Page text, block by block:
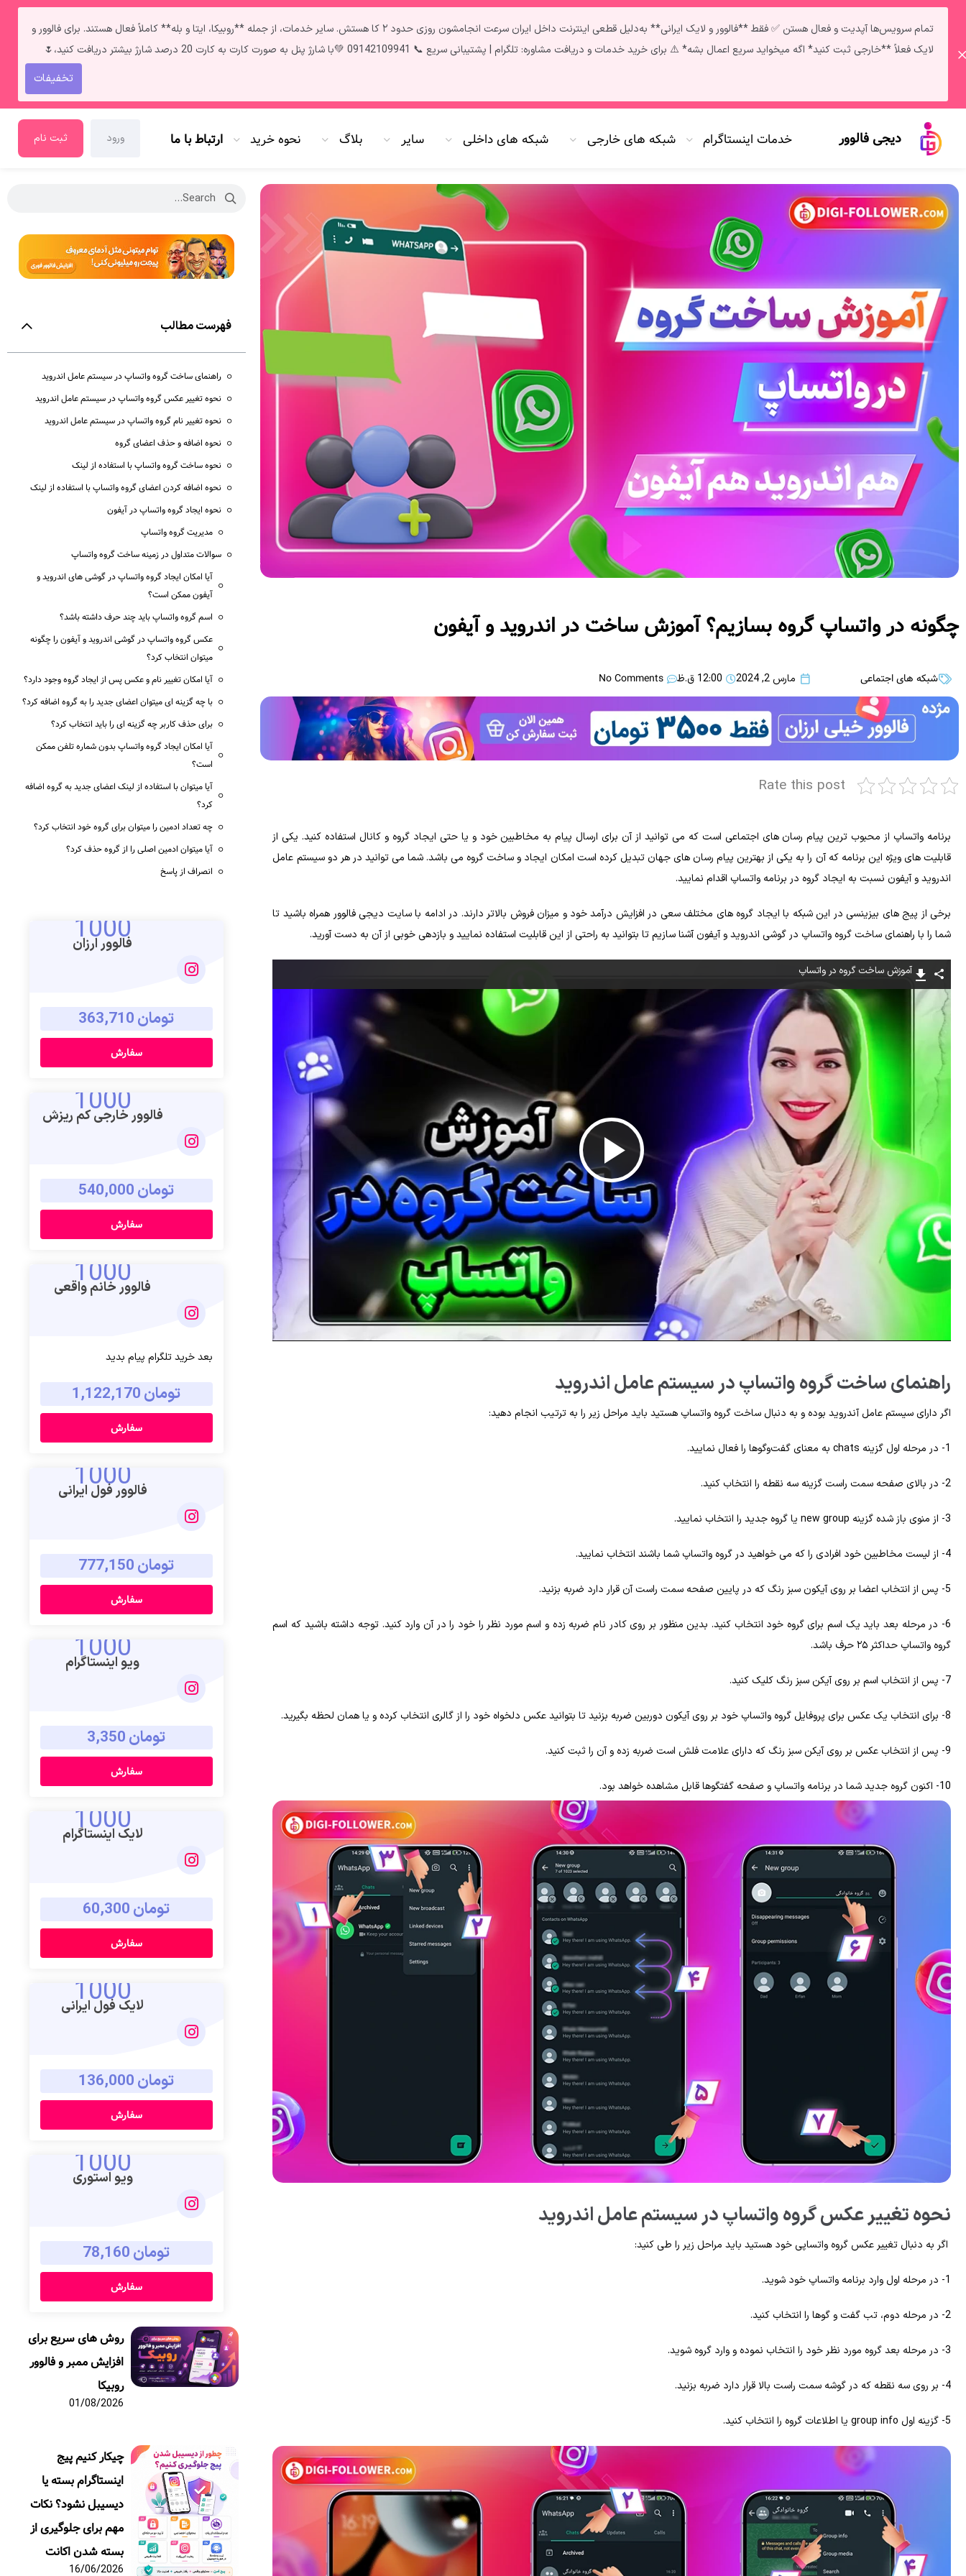
تمام سرویس‌ها آپدیت و فعال هستن ✅ فقط **فالوور و لایک ایرانی** به‌دلیل قطعی اینترنت داخل ایران سرعت انجامشون روزی حدود ۲ کا هستش. سایر خدمات، از جمله **روبیکا، ایتا و بله** کاملاً فعال هستند. برای فالوور و
لایک فعلاً **خارجی ثبت کنید* اگه میخواید سریع اعمال بشه* ⚠️ برای خرید خدمات و دریافت مشاوره: تلگرام | پشتیبانی سریع 📞 09142109941 💚با شارژ پنل به صورت کارت به کارت 20 درصد شارژ بیشتر دریافت کنید،🌷
تخفیفات
دیجی فالوور خدمات اینستاگرام شبکه های خارجی شبکه های داخلی سایر بلاگ نحوه خرید ارتباط با ما ورود ثبت نام
چگونه در واتساپ گروه بسازیم؟ آموزش ساخت در اندروید و آیفون
شبکه های اجتماعی مارس 2, 2024 12:00 ق.ظ No Comments
Rate this post
برنامه واتساپ از محبوب‌ ترین پیام رسان های اجتماعی است که می‌ توانید از آن برای ارسال پیام به مخاطبین خود و یا حتی ایجاد گروه و کانال استفاده کنید. یکی از
قابلیت های ویژه این برنامه که آن را به یکی از بهترین پیام‌ رسان‌ های جهان تبدیل کرده‌ است امکان ایجاد و ساخت گروه می‌ باشد. شما می‌ توانید در هر دو سیستم عامل
اندروید و آیفون نسبت‌ به ایجاد گروه در برنامه واتساپ اقدام نمایید.
برخی از پیج های بیزینسی در این شبکه با ایجاد گروه‌ های مختلف سعی در افزایش درآمد خود و میزان فروش بالاتر دارند. در ادامه با سایت دیجی فالوور همراه باشید تا
شما را با راهنمای ساخت گروه واتساپ در گوشی اندروید و آیفون آشنا سازیم تا بتوانید به‌ راحتی از این قابلیت استفاده نمایید و بازدهی خوبی از آن به دست آورید.
آموزش ساخت گروه در واتساپ
پخش
ویدیو
راهنمای ساخت گروه واتساپ در سیستم عامل اندروید
اگر دارای سیستم‌ عامل آندروید بوده و به‌ دنبال ساخت گروه واتساپ هستید باید مراحل زیر را به‌ ترتیب انجام دهید:
1- در مرحله اول گزینه chats به‌ معنای گفت‌وگوها را فعال نمایید.
2- در بالای صفحه سمت راست گزینه سه نقطه را انتخاب کنید.
3- از منوی باز شده گزینه new group یا گروه جدید را انتخاب نمایید.
4- از لیست مخاطبین خود افرادی را که می‌ خواهید در گروه واتساپ شما باشند انتخاب نمایید.
5- پس‌ از انتخاب اعضا بر روی آیکون سبز رنگ که در پایین صفحه سمت راست آن قرار دارد ضربه بزنید.
6- در مرحله بعد باید یک اسم برای گروه خود انتخاب کنید. بدین منظور بر روی کادر نام ضربه زده و اسم مورد نظر را خود را در آن وارد کنید. توجه داشته باشید که اسم
گروه واتساپ حداکثر ۲۵ حرف باشد.
7- پس‌ از انتخاب اسم بر روی آیکن سبز رنگ کلیک کنید.
8- برای انتخاب یک عکس برای پروفایل گروه واتساپ خود بر روی آیکون دوربین ضربه بزنید تا بتوانید عکس دلخواه خود را از گالری انتخاب کرده و یا همان لحظه بگیرید.
9- پس‌ از انتخاب عکس بر روی آیکن سبز رنگ که دارای علامت فلش است ضربه زده و آن را ثبت کنید.
10- اکنون گروه جدید شما در برنامه واتساپ و صفحه گفتگوها قابل‌ مشاهده خواهد بود.
نحوه تغییر عکس گروه واتساپ در سیستم عامل اندروید
اگر به‌ دنبال تغییر عکس گروه واتساپی خود هستید باید مراحل زیر را طی کنید:
1- در مرحله اول وارد برنامه واتساپ خود شوید.
2- در مرحله‌ دوم، تب گفت‌ و گوها را انتخاب کنید.
3- در مرحله بعد گروه مورد نظر خود را انتخاب نموده و وارد گروه شوید.
4- بر روی سه نقطه که در گوشه سمت راست بالا قرار دارد ضربه بزنید.
5- گزینه اول group info یا اطلاعات گروه را انتخاب کنید.
فهرست مطالب
راهنمای ساخت گروه واتساپ در سیستم عامل اندروید
نحوه تغییر عکس گروه واتساپ در سیستم عامل اندروید
نحوه تغییر نام گروه واتساپ در سیستم عامل اندروید
نحوه اضافه و حذف اعضای گروه
نحوه ساخت گروه واتساپ با استفاده از لینک
نحوه اضافه کردن اعضای گروه واتساپ با استفاده از لینک
نحوه ایجاد گروه واتساپ در آیفون
مدیریت گروه واتساپ
سوالات متداول در زمینه ساخت گروه واتساپ
آیا امکان ایجاد گروه واتساپ در گوشی های اندروید و
آیفون ممکن است؟
اسم گروه واتساپ باید چند حرف داشته باشد؟
عکس گروه واتساپ در گوشی اندروید و آیفون را چگونه
میتوان انتخاب کرد؟
آیا امکان تغییر نام و عکس پس‌ از ایجاد گروه وجود دارد؟
با چه گزینه‌ ای میتوان اعضای جدید را به گروه اضافه کرد؟
برای حذف کاربر چه گزینه‌ ای را باید انتخاب کرد؟
آیا امکان ایجاد گروه واتساپ بدون شماره تلفن ممکن
است؟
آیا میتوان با استفاده از لینک اعضای جدید به گروه اضافه
کرد؟
چه تعداد ادمین را میتوان برای گروه خود انتخاب کرد؟
آیا میتوان ادمین اصلی را از گروه حذف کرد؟
انصراف از پاسخ
1000
فالوور ارزان
تومان 363,710
سفارش
1000
فالوور خارجی کم ریزش
تومان 540,000
سفارش
1000
فالوور خانم واقعی
بعد خرید تلگرام پیام بدید
تومان 1,122,170
سفارش
1000
فالوور فول ایرانی
تومان 777,150
سفارش
1000
ویو اینستاگرام
تومان 3,350
سفارش
1000
لایک اینستاگرام
تومان 60,300
سفارش
1000
لایک فول ایرانی
تومان 136,000
سفارش
1000
ویو استوری
تومان 78,160
سفارش
روش های سریع برای
افزایش ممبر و فالوور
روبیکا
01/08/2026
چیکار کنیم پیج
اینستاگرام بسته یا
دیسیبل نشود؟ نکات
مهم برای جلوگیری از
بسته شدن اکانت
16/06/2026